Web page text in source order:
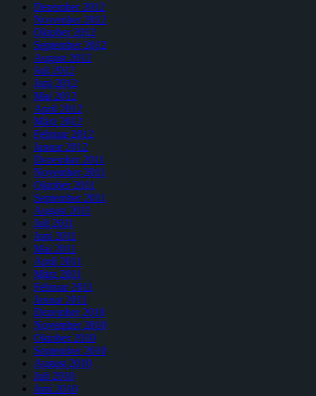
Dezember 2012
November 2012
Oktober 2012
September 2012
August 2012
Juli 2012
Juni 2012
Mai 2012
April 2012
März 2012
Februar 2012
Januar 2012
Dezember 2011
November 2011
Oktober 2011
September 2011
August 2011
Juli 2011
Juni 2011
Mai 2011
April 2011
März 2011
Februar 2011
Januar 2011
Dezember 2010
November 2010
Oktober 2010
September 2010
August 2010
Juli 2010
Juni 2010